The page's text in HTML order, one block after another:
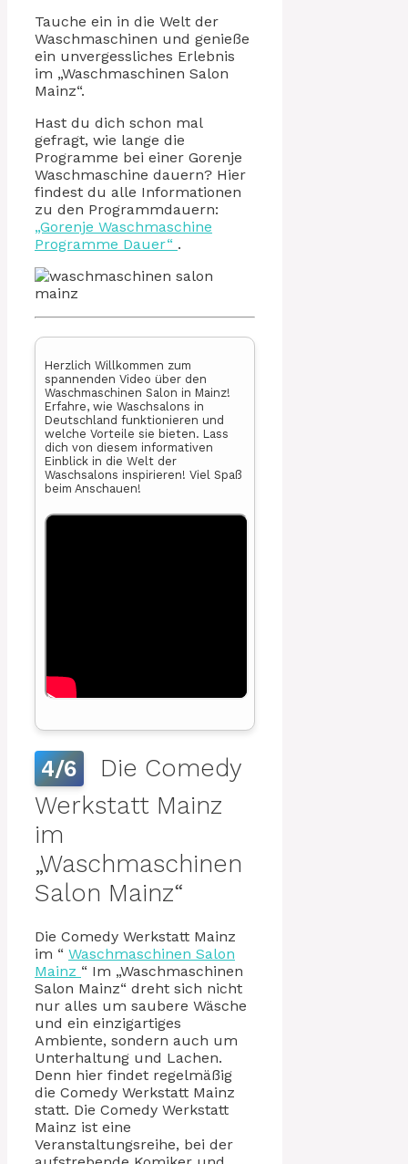
Tauche ein in die Welt der
Waschmaschinen und genieße
ein unvergessliches Erlebnis
im „Waschmaschinen Salon
Mainz“.
Hast du dich schon mal
gefragt, wie lange die
Programme bei einer Gorenje
Waschmaschine dauern? Hier
findest du alle Informationen
zu den Programmdauern:
„Gorenje Waschmaschine
Programme Dauer“ .
Herzlich Willkommen zum
spannenden Video über den
Waschmaschinen Salon in Mainz!
Erfahre, wie Waschsalons in
Deutschland funktionieren und
welche Vorteile sie bieten. Lass
dich von diesem informativen
Einblick in die Welt der
Waschsalons inspirieren! Viel Spaß
beim Anschauen!
4/6
Die Comedy
Werkstatt Mainz
im
„Waschmaschinen
Salon Mainz“
Die Comedy Werkstatt Mainz
im “ Waschmaschinen Salon
Mainz “ Im „Waschmaschinen
Salon Mainz“ dreht sich nicht
nur alles um saubere Wäsche
und ein einzigartiges
Ambiente, sondern auch um
Unterhaltung und Lachen.
Denn hier findet regelmäßig
die Comedy Werkstatt Mainz
statt. Die Comedy Werkstatt
Mainz ist eine
Veranstaltungsreihe, bei der